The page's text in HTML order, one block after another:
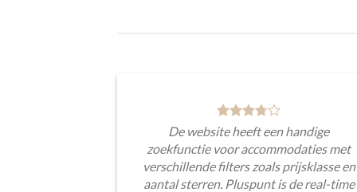
De website heeft een handige
zoekfunctie voor accommodaties met
verschillende filters zoals prijsklasse en
aantal sterren. Pluspunt is de real-time